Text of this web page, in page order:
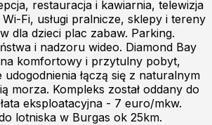
restauracja i kawiarnia, telewizja
Fi, usługi pralnicze, sklepy i tereny
dla dzieci plac zabaw. Parking.
i nadzoru wideo. Diamond Bay
komfortowy i przytulny pobyt,
łączą się z naturalnym
morza. Kompleks został oddany do
eksploatacyjna - 7 euro/mkw.
lotniska w Burgas ok 25km.